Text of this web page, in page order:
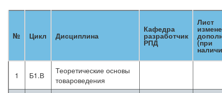
№ Цикл Дисциплина
Кафедра
разработчик
РПД
Лист
(при
1 Б1.В
Теоретические основы
товароведения